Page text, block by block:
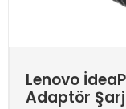
Lenovo
Adaptör